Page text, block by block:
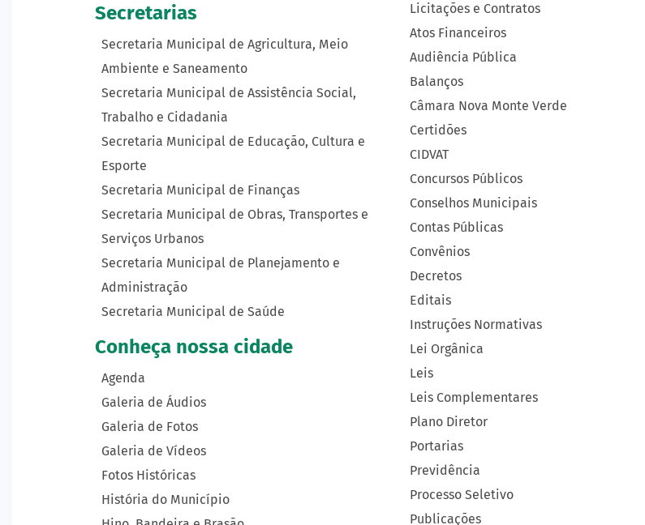
Secretarias
Secretaria Municipal de Agricultura, Meio
Ambiente e Saneamento
Secretaria Municipal de Assistência Social,
Trabalho e Cidadania
Secretaria Municipal de Educação, Cultura e
Esporte
Secretaria Municipal de Finanças
Secretaria Municipal de Obras, Transportes e
Serviços Urbanos
Secretaria Municipal de Planejamento e
Administração
Secretaria Municipal de Saúde
Conheça nossa cidade
Agenda
Galeria de Áudios
Galeria de Fotos
Galeria de Vídeos
Fotos Históricas
História do Município
Licitações e Contratos
Atos Financeiros
Audiência Pública
Balanços
Câmara Nova Monte Verde
Certidões
CIDVAT
Concursos Públicos
Conselhos Municipais
Contas Públicas
Convênios
Decretos
Editais
Instruções Normativas
Lei Orgânica
Leis
Leis Complementares
Plano Diretor
Portarias
Previdência
Processo Seletivo
Publicações